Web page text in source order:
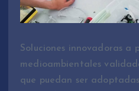
Soluciones innovadoras a
medioambientales
que puedan ser